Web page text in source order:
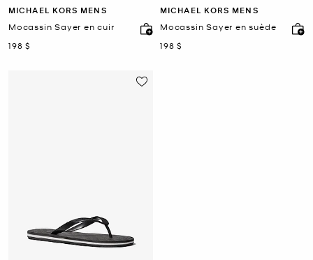
MICHAEL KORS MENS
Mocassin Sayer en cuir
maintenant
198 $
MICHAEL KORS MENS
Mocassin Sayer en suède
maintenant
198 $